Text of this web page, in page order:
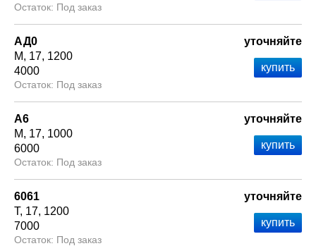
Под заказ
АД0
М
17 1200
4000
Под заказ
уточняйте
А6
М
17 1000
6000
Под заказ
уточняйте
6061
Т 17 1200
7000
Под заказ
уточняйте